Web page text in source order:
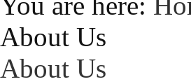
About Us
About Us